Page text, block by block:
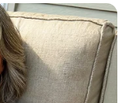
Own Version Of